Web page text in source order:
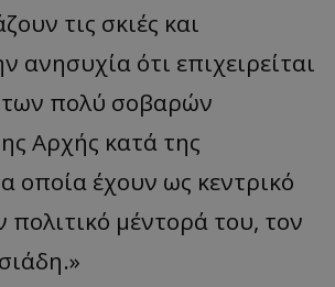
τις σκιές και
ανησυχία ότι επιχειρείται
πολύ σοβαρών
Αρχής κατά της
οποία έχουν ως κεντρικό
μέντορά του, τον